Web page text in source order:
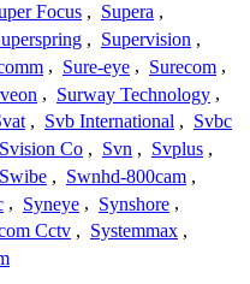
Focus , Supera ,
, Supervision ,
, Sure-eye , Surecom ,
, Surway Technology ,
, Svb International , Svbc
Svision Co , Svn , Svplus ,
Swibe , Swnhd-800cam ,
, Syneye , Synshore ,
Cctv , Systemmax ,